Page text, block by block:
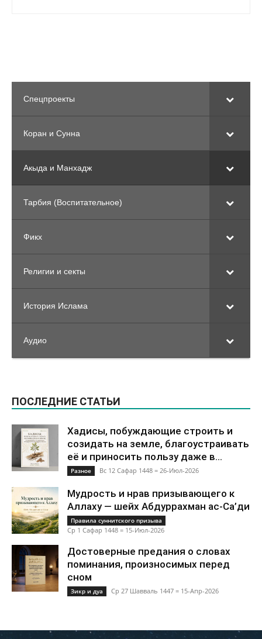
Спецпроекты
Коран и Сунна
Акыда и Манхадж
Тарбия (Воспитательное)
Фикх
Религии и секты
История Ислама
Аудио
ПОСЛЕДНИЕ СТАТЬИ
Хадисы, побуждающие строить и
созидать на земле, благоустраивать
её и приносить пользу даже в...
Разное Вс 12 Сафар 1448 = 26-Июл-2026
Мудрость и нрав призывающего к
Аллаху — шейх Абдуррахман ас-Са’ди
Правила суннитского призыва
Ср 1 Сафар 1448 = 15-Июл-2026
Достоверные предания о словах
поминания, произносимых перед
сном
Зикр и дуа Ср 27 Шавваль 1447 = 15-Апр-2026